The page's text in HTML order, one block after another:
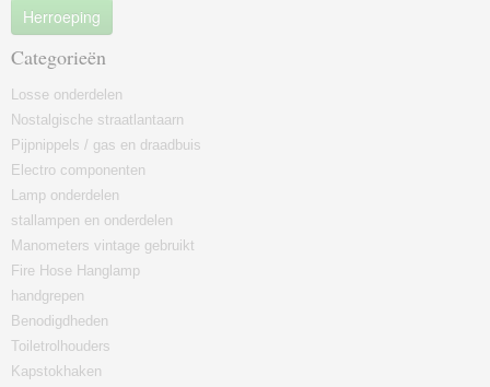
Herroeping
Categorieën
Losse onderdelen
Nostalgische straatlantaarn
Pijpnippels / gas en draadbuis
Electro componenten
Lamp onderdelen
stallampen en onderdelen
Manometers vintage gebruikt
Fire Hose Hanglamp
handgrepen
Benodigdheden
Toiletrolhouders
Kapstokhaken